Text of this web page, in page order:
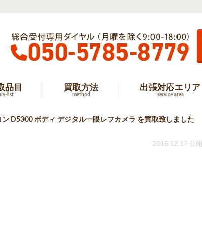
品目
list
買取方法
method
出張対応エリア
service area
D5300 ボディ デジタル一眼レフカメラ を買取致しました
2016.12.17 公開